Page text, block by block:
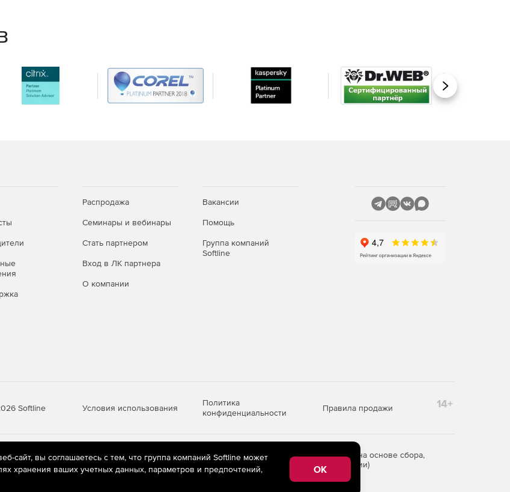
Вперед
Распродажа
Семинары и вебинары
Стать партнером
Вход в ЛК партнера
О компании
Вакансии
Помощь
Группа компаний
Softline
Softline Условия использования
Политика
конфиденциальности
Правила продажи 14+
технологии(информационные технологии предоставления информации на основе сбора,
пользователей сети «Интернет», находящихся на территории Российской Федерации)
сайт, вы соглашаетесь с тем, что группа компаний Softline может
хранения ваших учетных данных, параметров и предпочтений,
OK